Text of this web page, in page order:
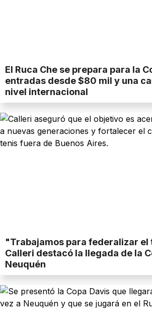
El Ruca Che se prepara para la
entradas desde $80 mil y una
nivel internacional
"Trabajamos para federalizar el
Calleri destacó la llegada de la
Neuquén